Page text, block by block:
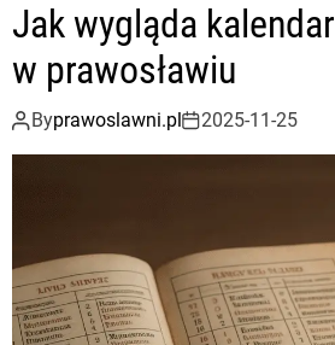
Jak wygląda
w prawosławiu
Byprawoslawni.pl 2025-11-25